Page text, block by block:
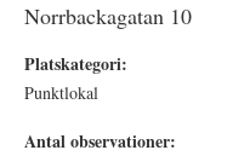
Norrbackagatan 10
Platskategori:
Punktlokal
Antal observationer: